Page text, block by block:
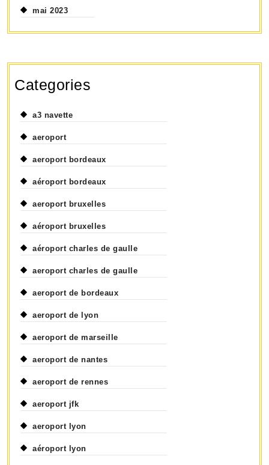
mai 2023
Categories
a3 navette
aeroport
aeroport bordeaux
aéroport bordeaux
aeroport bruxelles
aéroport bruxelles
aéroport charles de gaulle
aeroport charles de gaulle
aeroport de bordeaux
aeroport de lyon
aeroport de marseille
aeroport de nantes
aeroport de rennes
aeroport jfk
aeroport lyon
aéroport lyon